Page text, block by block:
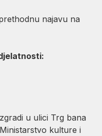
najavu na
u ulici Trg bana
kulture i